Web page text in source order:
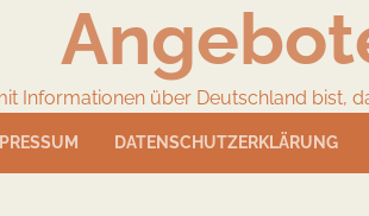
Informationen über Deutschland bist,
DATENSCHUTZERKLÄRUNG